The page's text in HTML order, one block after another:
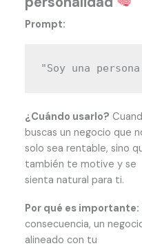
Prompt:
¿Cuándo usarlo?
buscas un negocio que
solo sea rentable, sino
también te motive y se
sienta natural para ti.
Por qué es importante:
consecuencia, un
alineado con tu